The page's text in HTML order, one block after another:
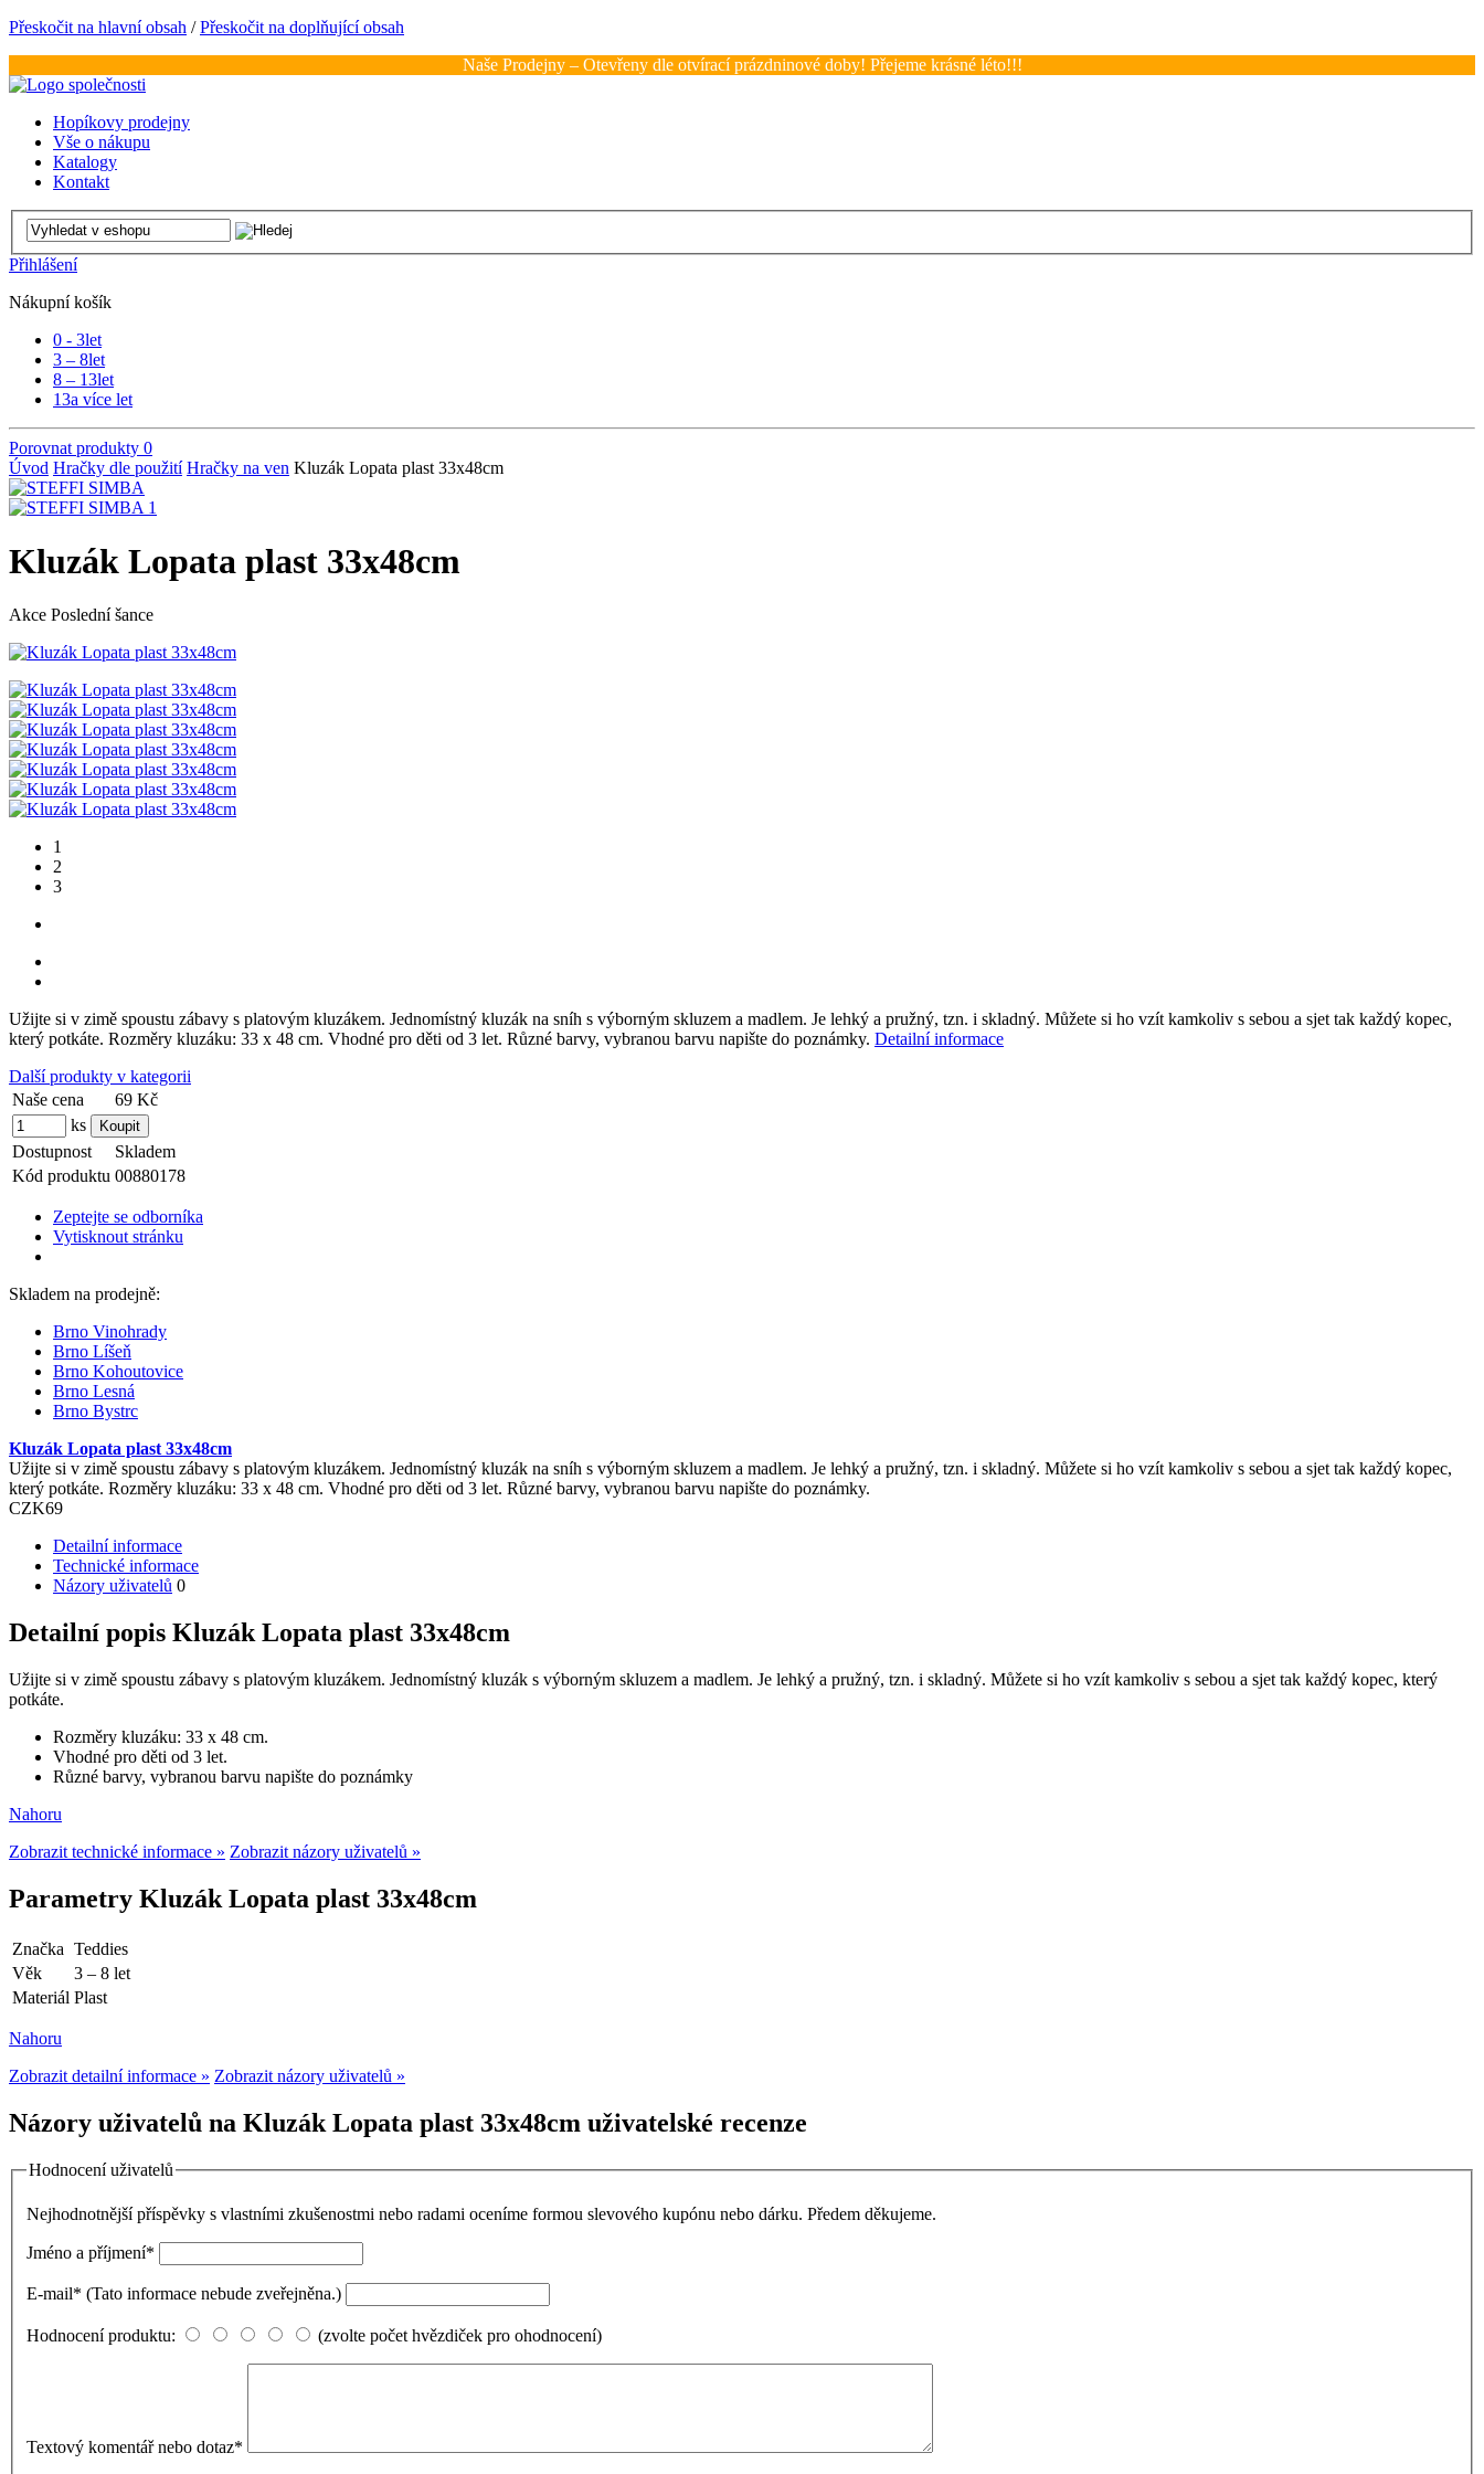
Přeskočit na hlavní obsah /Přeskočit na doplňující obsah
Naše Prodejny – Otevřeny dle otvírací prázdninové doby! Přejeme krásné léto!!!
Hopíkovy prodejny
Vše o nákupu
Katalogy
Kontakt
Přihlášení
Nákupní košík
0 - 3let
3 – 8let
8 – 13let
13a více let
Porovnat produkty 0
Úvod Hračky dle použití Hračky na ven Kluzák Lopata plast 33x48cm
Kluzák Lopata plast 33x48cm
Akce Poslední šance
1
2
3
Užijte si v zimě spoustu zábavy s platovým kluzákem. Jednomístný kluzák na sníh s výborným skluzem a madlem. Je lehký a pružný, tzn. i skladný. Můžete si ho vzít kamkoliv s sebou a sjet tak každý kopec,
který potkáte. Rozměry kluzáku: 33 x 48 cm. Vhodné pro děti od 3 let. Různé barvy, vybranou barvu napište do poznámky. Detailní informace
Další produkty v kategorii
Naše cena
69 Kč
ks
Dostupnost
Skladem
Kód produktu 00880178
Zeptejte se odborníka
Vytisknout stránku
Skladem na prodejně:
Brno Vinohrady
Brno Líšeň
Brno Kohoutovice
Brno Lesná
Brno Bystrc
Kluzák Lopata plast 33x48cm
Užijte si v zimě spoustu zábavy s platovým kluzákem. Jednomístný kluzák na sníh s výborným skluzem a madlem. Je lehký a pružný, tzn. i skladný. Můžete si ho vzít kamkoliv s sebou a sjet tak každý kopec,
který potkáte. Rozměry kluzáku: 33 x 48 cm. Vhodné pro děti od 3 let. Různé barvy, vybranou barvu napište do poznámky.
CZK69
Detailní informace
Technické informace
Názory uživatelů 0
Detailní popis Kluzák Lopata plast 33x48cm
Užijte si v zimě spoustu zábavy s platovým kluzákem. Jednomístný kluzák s výborným skluzem a madlem. Je lehký a pružný, tzn. i skladný. Můžete si ho vzít kamkoliv s sebou a sjet tak každý kopec, který
potkáte.
Rozměry kluzáku: 33 x 48 cm.
Vhodné pro děti od 3 let.
Různé barvy, vybranou barvu napište do poznámky
Nahoru
Zobrazit technické informace » Zobrazit názory uživatelů »
Parametry Kluzák Lopata plast 33x48cm
Značka Teddies
Věk
3 – 8 let
Materiál Plast
Nahoru
Zobrazit detailní informace » Zobrazit názory uživatelů »
Názory uživatelů na Kluzák Lopata plast 33x48cm uživatelské recenze
Hodnocení uživatelů
Nejhodnotnější příspěvky s vlastními zkušenostmi nebo radami oceníme formou slevového kupónu nebo dárku. Předem děkujeme.
Jméno a příjmení*
E-mail* (Tato informace nebude zveřejněna.)
Hodnocení produktu: (zvolte počet hvězdiček pro ohodnocení)
Textový komentář nebo dotaz*